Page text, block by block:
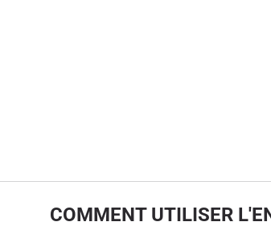
COMMENT UTILISER